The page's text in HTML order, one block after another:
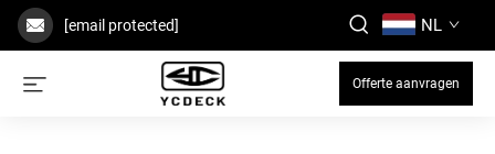
[email protected] NL
Offerte aanvragen